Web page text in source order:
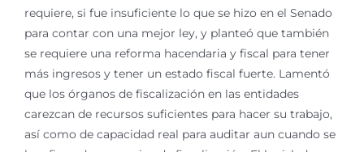
requiere, si fue insuficiente lo que se hizo en el Senado
para contar con una mejor ley, y planteó que también
se requiere una reforma hacendaria y fiscal para tener
más ingresos y tener un estado fiscal fuerte. Lamentó
que los órganos de fiscalización en las entidades
carezcan de recursos suficientes para hacer su trabajo,
así como de capacidad real para auditar aun cuando se